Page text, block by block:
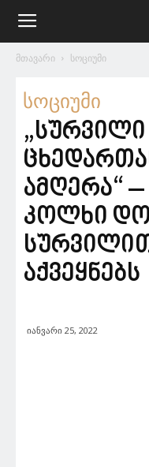
მთავარი სოციუმი
სოციუმი
ამღერა“
კოლხი
აქვეყნებს
იანვარი 25, 2022